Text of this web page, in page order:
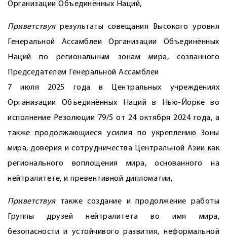
Организации Объединённых Наций,
Приветствуярезультаты совещания Высокого уровня
Генеральной Ассамблеи Организации Объединённых
Наций по региональным зонам мира, созванного
Председателем Генеральной Ассамблеи
7 июля 2025 года в Центральных учреждениях
Организации Объединённых Наций в Нью-Йорке во
исполнение Резолюции 79/5 от 24 октября 2024 года, а
также продолжающиеся усилия по укреплению Зоны
мира, доверия и сотрудничества Центральной Азии как
регионального воплощения мира, основанного на
нейтралитете, и превентивной дипломатии,
Приветствуятакже создание и продолжение работы
Группы друзей нейтралитета во имя мира,
безопасности и устойчивого развития, неформальной